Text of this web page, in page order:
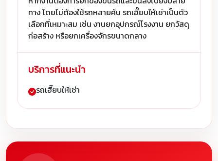
ทาง โดยไม่ต้องใช้รถหลายคัน รถเฮี๊ยบให้เช่าเป็นตัว
เลือกที่เหมาะสม เช่น งานยกอุปกรณ์โรงงาน ยกวัสดุ
ก่อสร้าง หรือยกเครื่องจักรขนาดกลาง
บริการที่แนะนำ
รถเฮี๊ยบให้เช่า